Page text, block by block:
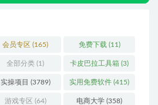
会员专区 (165) 免费下载 (11)
全部分类 (1) 卡皮巴拉工具箱 (3)
实操项目 (3789) 实用免费软件 (415)
游戏专区 (64) 电商大学 (358)